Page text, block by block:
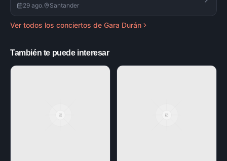
29 ago. Santander
Ver todos los conciertos de Gara Durán
También te puede interesar